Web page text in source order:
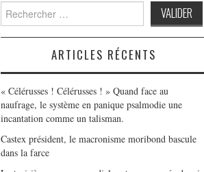
Search
for:
ARTICLES RÉCENTS
« Célérusses ! Célérusses ! » Quand face au
naufrage, le système en panique psalmodie une
incantation comme un talisman.
Castex président, le macronisme moribond bascule
dans la farce